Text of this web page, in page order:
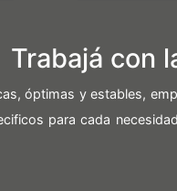
Trabajá con
óptimas y estables,
para cada